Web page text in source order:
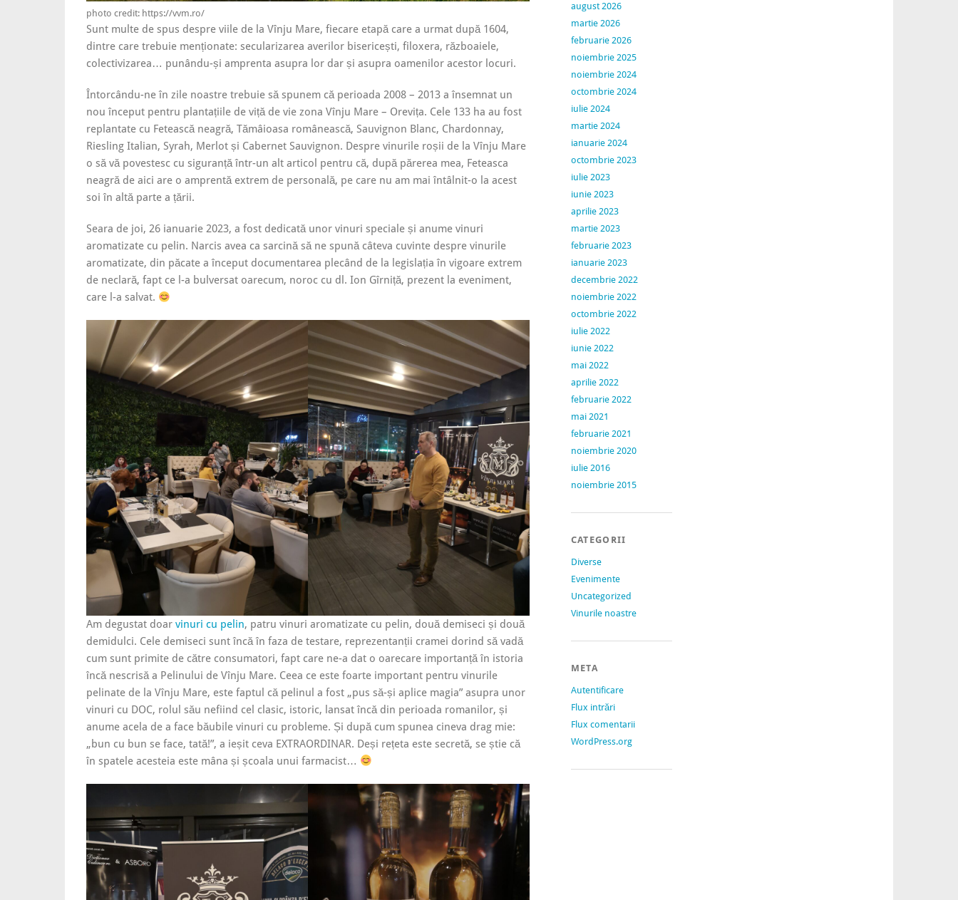
photo credit: https://vvm.ro/
Sunt multe de spus despre viile de la Vînju Mare, fiecare etapă care a urmat după 1604,
dintre care trebuie menționate: secularizarea averilor bisericești, filoxera, războaiele,
colectivizarea… punându-și amprenta asupra lor dar și asupra oamenilor acestor locuri.
Întorcându-ne în zile noastre trebuie să spunem că perioada 2008 – 2013 a însemnat un
nou început pentru plantațiile de viță de vie zona Vînju Mare – Orevița. Cele 133 ha au fost
replantate cu Fetească neagră, Tămâioasa românească, Sauvignon Blanc, Chardonnay,
Riesling Italian, Syrah, Merlot și Cabernet Sauvignon. Despre vinurile roșii de la Vînju Mare
o să vă povestesc cu siguranță într-un alt articol pentru că, după părerea mea, Feteasca
neagră de aici are o amprentă extrem de personală, pe care nu am mai întâlnit-o la acest
soi în altă parte a țării.
Seara de joi, 26 ianuarie 2023, a fost dedicată unor vinuri speciale și anume vinuri
aromatizate cu pelin. Narcis avea ca sarcină să ne spună câteva cuvinte despre vinurile
aromatizate, din păcate a început documentarea plecând de la legislația în vigoare extrem
de neclară, fapt ce l-a bulversat oarecum, noroc cu dl. Ion Gîrniță, prezent la eveniment,
care l-a salvat.
Am degustat doar vinuri cu pelin, patru vinuri aromatizate cu pelin, două demiseci și două
demidulci. Cele demiseci sunt încă în faza de testare, reprezentanții cramei dorind să vadă
cum sunt primite de către consumatori, fapt care ne-a dat o oarecare importanță în istoria
încă nescrisă a Pelinului de Vînju Mare. Ceea ce este foarte important pentru vinurile
pelinate de la Vînju Mare, este faptul că pelinul a fost „pus să-și aplice magia” asupra unor
vinuri cu DOC, rolul său nefiind cel clasic, istoric, lansat încă din perioada romanilor, și
anume acela de a face băubile vinuri cu probleme. Și după cum spunea cineva drag mie:
„bun cu bun se face, tată!”, a ieșit ceva EXTRAORDINAR. Deși rețeta este secretă, se știe că
în spatele acesteia este mâna și școala unui farmacist…
august 2026
martie 2026
februarie 2026
noiembrie 2025
noiembrie 2024
octombrie 2024
iulie 2024
martie 2024
ianuarie 2024
octombrie 2023
iulie 2023
iunie 2023
aprilie 2023
martie 2023
februarie 2023
ianuarie 2023
decembrie 2022
noiembrie 2022
octombrie 2022
iulie 2022
iunie 2022
mai 2022
aprilie 2022
februarie 2022
mai 2021
februarie 2021
noiembrie 2020
iulie 2016
noiembrie 2015
CATEGORII
Diverse
Evenimente
Uncategorized
Vinurile noastre
META
Autentificare
Flux intrări
Flux comentarii
WordPress.org